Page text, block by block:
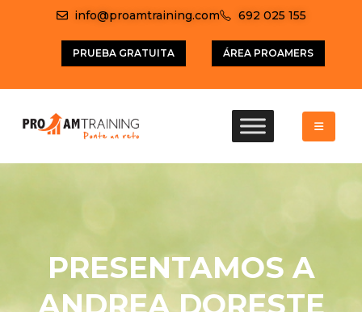
info@proamtraining.com 692 025 155
PRUEBA GRATUITA ÁREA PROAMERS
PRESENTAMOS A